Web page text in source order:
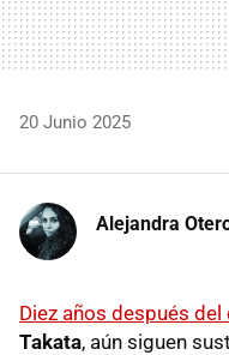
20 Junio 2025
Alejandra
Diez años después del
Takata, aún siguen